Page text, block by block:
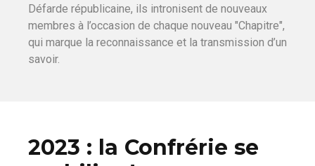
Défarde républicaine, ils intronisent de nouveaux
membres à l’occasion de chaque nouveau "Chapitre",
qui marque la reconnaissance et la transmission d’un
savoir.
2023 : la Confrérie se